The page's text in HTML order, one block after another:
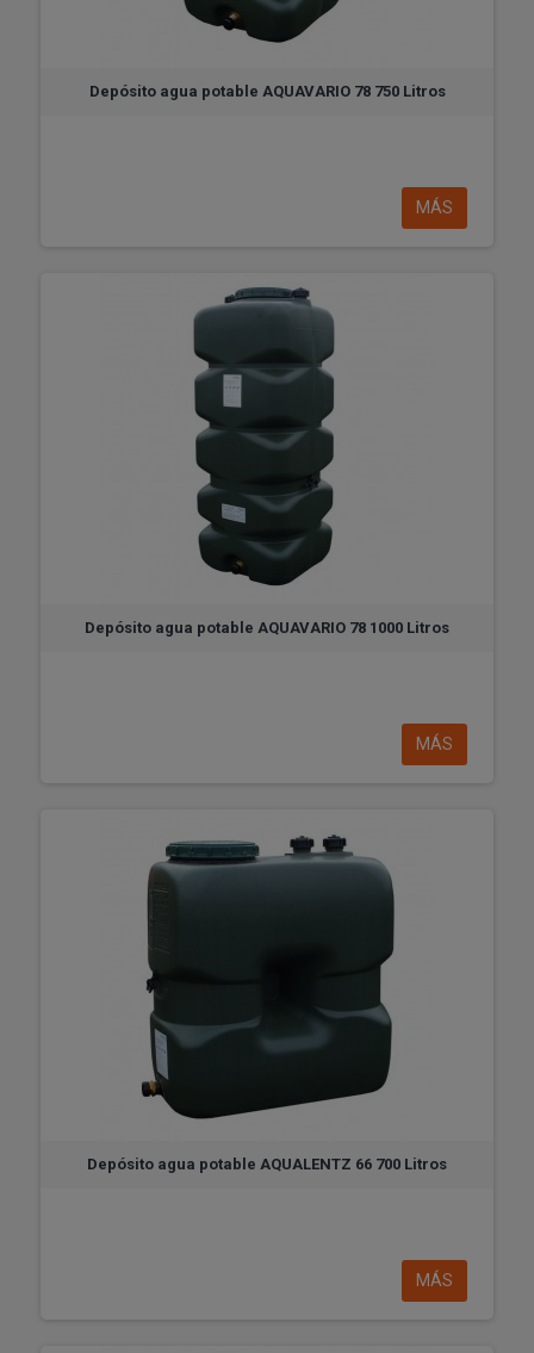
Depósito agua potable AQUAVARIO 78 750 Litros
MÁS
Depósito agua potable AQUAVARIO 78 1000 Litros
MÁS
Depósito agua potable AQUALENTZ 66 700 Litros
MÁS